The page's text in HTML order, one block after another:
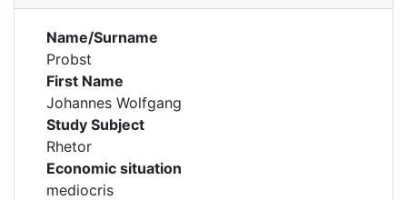
Name/Surname
Probst
First Name
Johannes Wolfgang
Study Subject
Rhetor
Economic situation
mediocris